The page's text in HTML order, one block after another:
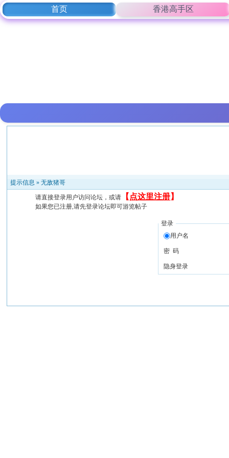
首页 香港高手区
提示信息 »无敌猪哥
请直接登录用户访问论坛，或请 【 点这里注册】
如果您已注册,请先登录论坛即可游览帖子
登录
用户名
密 码
隐身登录